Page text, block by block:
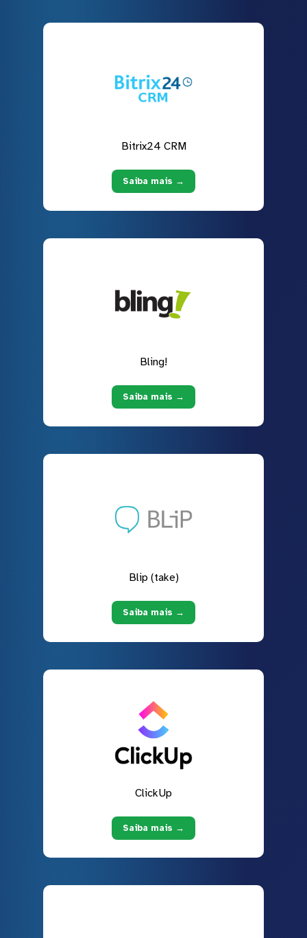
Bitrix24 CRM
Saiba mais →
Bling!
Saiba mais →
Blip (take)
Saiba mais →
ClickUp
Saiba mais →